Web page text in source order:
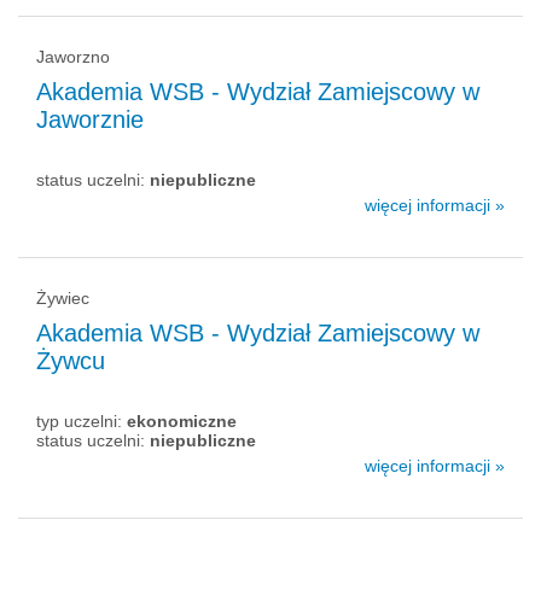
Jaworzno
Akademia WSB - Wydział Zamiejscowy w
Jaworznie
status uczelni: niepubliczne
więcej informacji »
Żywiec
Akademia WSB - Wydział Zamiejscowy w
Żywcu
typ uczelni: ekonomiczne
status uczelni: niepubliczne
więcej informacji »